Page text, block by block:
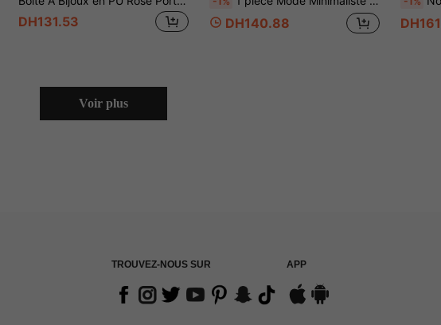
DH131.53 DH140.88
Voir plus
TROUVEZ-NOUS SUR APP